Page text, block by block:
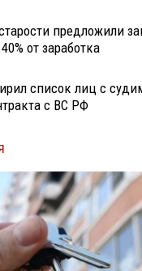
предложили
от заработка
список лиц с
с ВС РФ